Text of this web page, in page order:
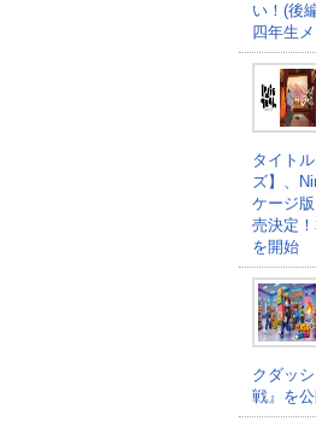
い！(後
四年生
タイト
ズ】、
ケージ
売決定
を開始
クダッ
戦』を公